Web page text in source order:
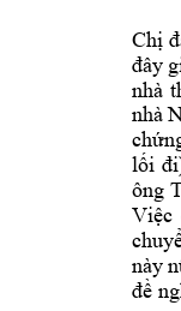
Chị
đây
nhà
nhà
lối
ông
Việc
này
đề